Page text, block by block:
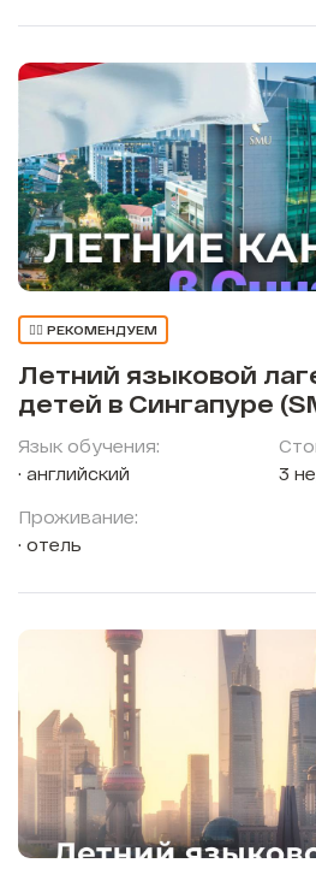
👍🏼 РЕКОМЕНДУЕМ
Летний языковой
детей в Сингапуре
Язык обучения:
английский
Проживание:
отель
3